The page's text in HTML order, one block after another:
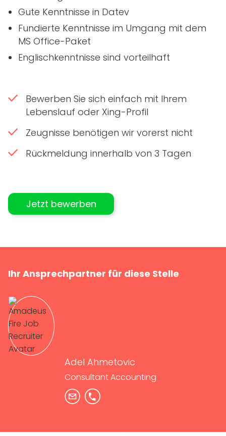
Gute Kenntnisse in Datev
Fundierte Kenntnisse im Umgang mit dem
MS Office-Paket
Englischkenntnisse sind vorteilhaft
Bewerben Sie sich einfach mit Ihrem
Lebenslauf oder Xing-Profil
Zeugnisse benötigen wir vorerst nicht
Rückmeldung innerhalb von 3 Tagen
Jetzt bewerben
Ihr Ansprechpartner für diese Stelle
Adel Ahmetovic
Consultant Accounting